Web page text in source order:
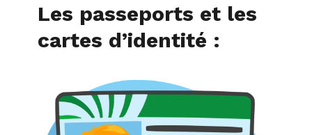
Les passeports et les
cartes d’identité :